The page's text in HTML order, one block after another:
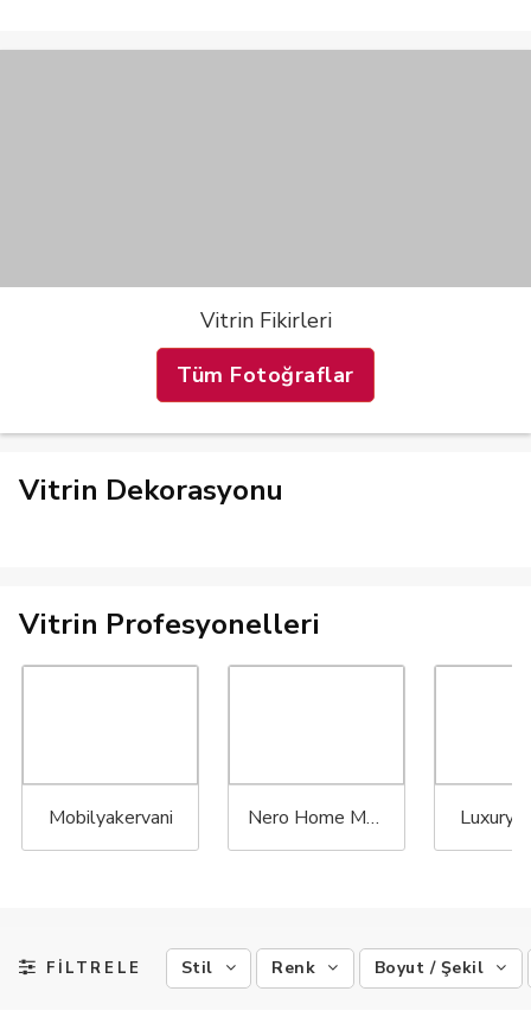
Vitrin Fikirleri
Tüm Fotoğraflar
Vitrin Dekorasyonu
Vitrin Profesyonelleri
Mobilyakervani Nero Home Mobilya Luxury
FİLTRELE Stil Renk Boyut / Şekil